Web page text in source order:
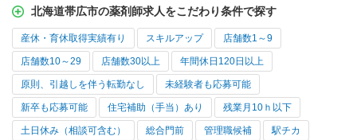
北海道帯広市の薬剤師求人をこだわり条件で探す
産休・育休取得実績有り スキルアップ 店舗数1～9
店舗数10～29 店舗数30以上 年間休日120日以上
原則、引越しを伴う転勤なし 未経験者も応募可能
新卒も応募可能 住宅補助（手当）あり 残業月10ｈ以下
土日休み（相談可含む） 総合門前 管理職候補 駅チカ